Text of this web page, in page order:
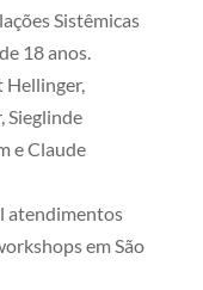
Sistêmicas
18 anos.
Hellinger,
Sieglinde
e Claude
atendimentos
em São